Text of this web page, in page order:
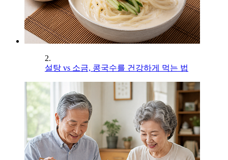
2.
설탕 vs 소금, 콩국수를 건강하게 먹는 법